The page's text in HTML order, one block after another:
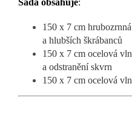
Sada obsahuje:
150 x 7 cm
a hlubších škrábanců
150 x 7 cm ocelová
a odstranění skvrn
150 x 7 cm ocelová